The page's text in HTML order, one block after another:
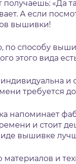
получаешь: «Да
А если
вышивки!
по способу
этого вида
и
требуется
напоминает
и стоит
вышивке
материалов и